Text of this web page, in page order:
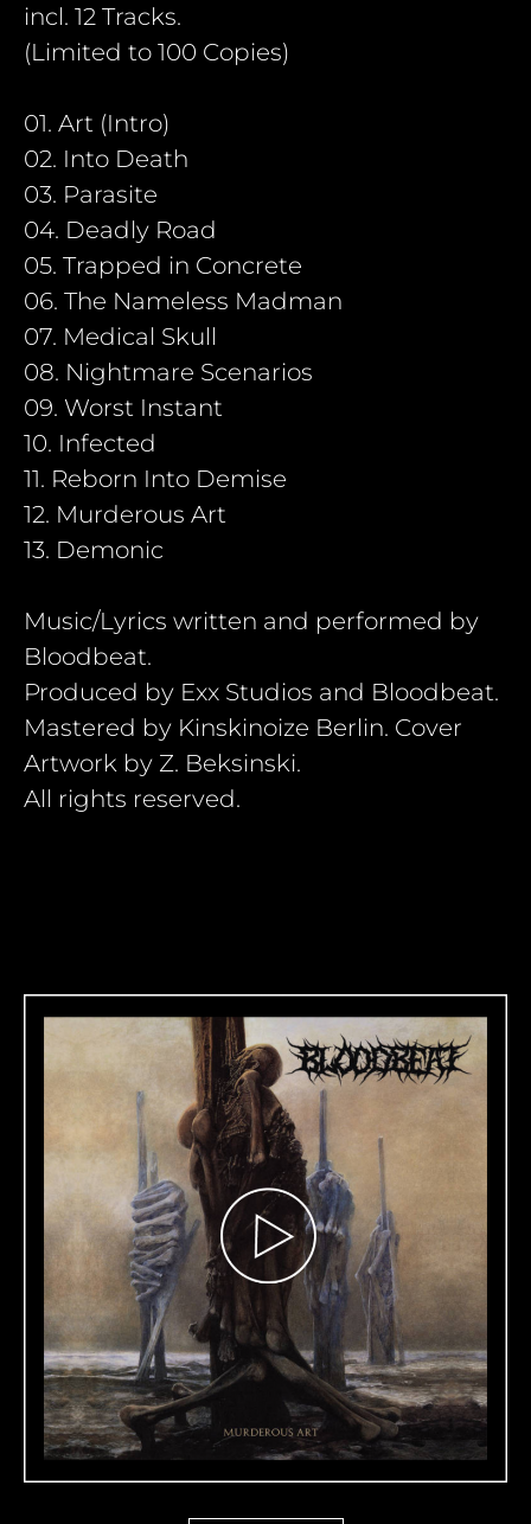
incl. 12 Tracks.
(Limited to 100 Copies)
01. Art (Intro)
02. Into Death
03. Parasite
04. Deadly Road
05. Trapped in Concrete
06. The Nameless Madman
07. Medical Skull
08. Nightmare Scenarios
09. Worst Instant
10. Infected
11. Reborn Into Demise
12. Murderous Art
13. Demonic
Music/Lyrics written and performed by
Bloodbeat.
Produced by Exx Studios and Bloodbeat.
Mastered by Kinskinoize Berlin. Cover
Artwork by Z. Beksinski.
All rights reserved.